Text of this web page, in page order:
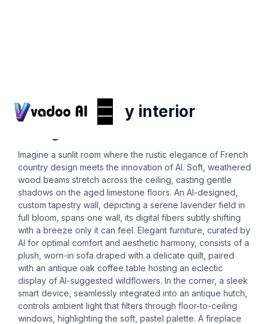
french country interior
Imagine a sunlit room where the rustic elegance of French
country design meets the innovation of AI. Soft, weathered
wood beams stretch across the ceiling, casting gentle
shadows on the aged limestone floors. An AI-designed,
custom tapestry wall, depicting a serene lavender field in
full bloom, spans one wall, its digital fibers subtly shifting
with a breeze only it can feel. Elegant furniture, curated by
AI for optimal comfort and aesthetic harmony, consists of a
plush, worn-in sofa draped with a delicate quilt, paired
with an antique oak coffee table hosting an eclectic
display of AI-suggested wildflowers. In the corner, a sleek
smart device, seamlessly integrated into an antique hutch,
controls ambient light that filters through floor-to-ceiling
windows, highlighting the soft, pastel palette. A fireplace